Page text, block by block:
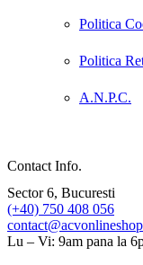
Politica
Politica
A.N.P.C.
Contact Info.
Sector 6, Bucuresti
(+40) 750 408 056
Lu – Vi: 9am pana la